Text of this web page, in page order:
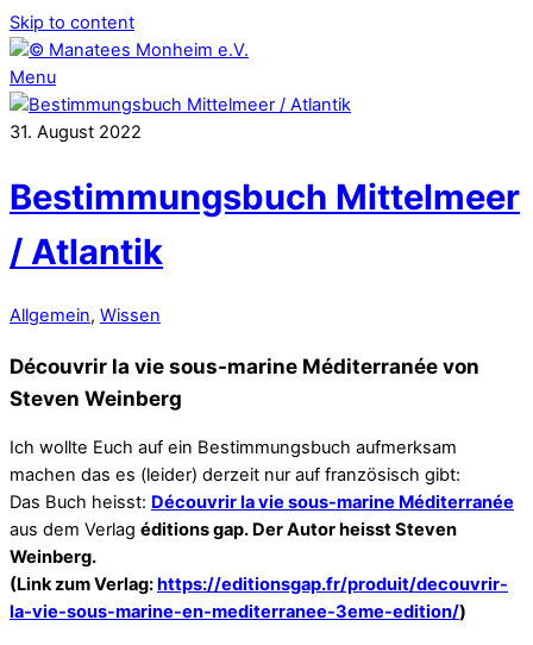
Skip to content
Menu
31. August 2022
Bestimmungsbuch Mittelmeer
/ Atlantik
Allgemein, Wissen
Découvrir la vie sous-marine Méditerranée von
Steven Weinberg
Ich wollte Euch auf ein Bestimmungsbuch aufmerksam
machen das es (leider) derzeit nur auf französisch gibt:
Das Buch heisst: Découvrir la vie sous-marine Méditerranée
aus dem Verlag éditions gap. Der Autor heisst Steven
Weinberg.
(Link zum Verlag:https://editionsgap.fr/produit/decouvrir-
la-vie-sous-marine-en-mediterranee-3eme-edition/)